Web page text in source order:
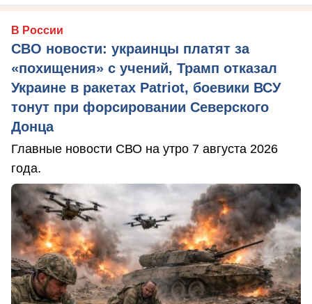
В России
СВО новости: украинцы платят за
«похищения» с учений, Трамп отказал
Украине в ракетах Patriot, боевики ВСУ
тонут при форсировании Северского
Донца
Главные новости СВО на утро 7 августа 2026
года.